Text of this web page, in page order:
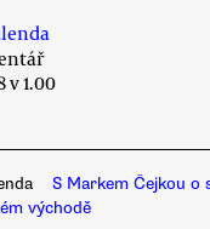
v 1.00
S Markem Čejkou o
východě